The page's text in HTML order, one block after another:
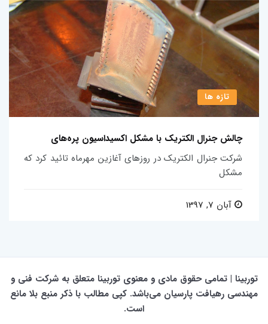
تازه ها
چالش جنرال الکتریک با مشکل اکسیداسیون پره‌های
شرکت جنرال الکتریک در روزهای آغازین مهرماه تائید کرد که
مشکل
آبان 7, 1397
توربینا | تمامی حقوق مادی و معنوی توربینا متعلق به شرکت فنی و
مهندسی رهیافت پارسیان می‌باشد. کپی مطالب با ذکر منبع بلا مانع
است.